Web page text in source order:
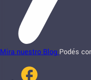
Mira nuestro Blog Podés